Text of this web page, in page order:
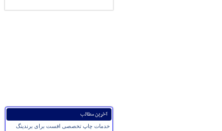
آخرین مطالب
خدمات چاپ تخصصی افست برای برندینگ